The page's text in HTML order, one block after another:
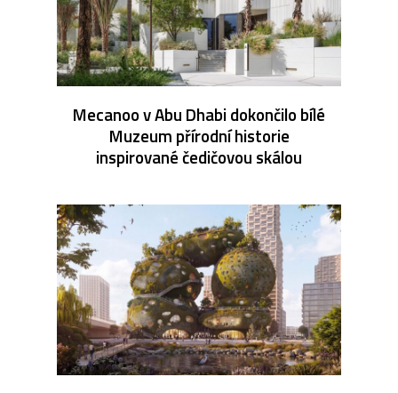
Mecanoo v Abu Dhabi dokončilo bílé
Muzeum přírodní historie
inspirované čedičovou skálou